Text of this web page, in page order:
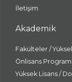
İletişim
Akademik
Fakülteler /
Önlisans
Yüksek Lisans /